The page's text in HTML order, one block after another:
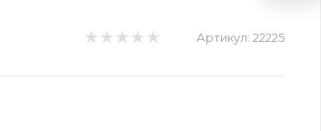
Артикул: 22225